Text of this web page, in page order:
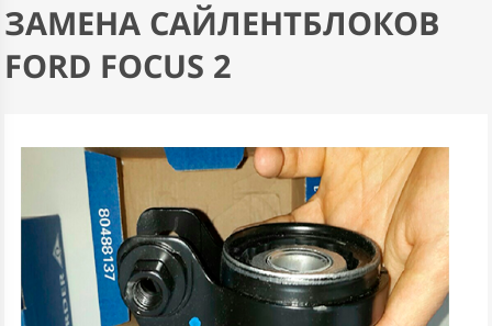
ЗАМЕНА САЙЛЕНТБЛОКОВ
FORD FOCUS 2